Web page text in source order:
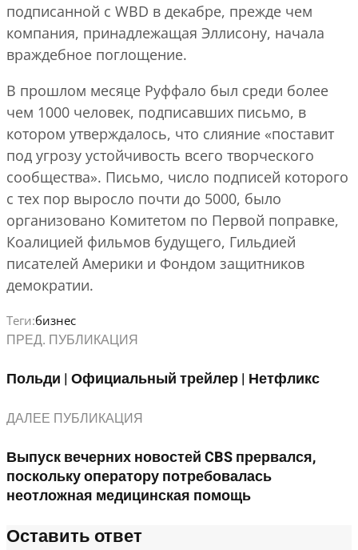
подписанной с WBD в декабре, прежде чем
компания, принадлежащая Эллисону, начала
враждебное поглощение.
В прошлом месяце Руффало был среди более
чем 1000 человек, подписавших письмо, в
котором утверждалось, что слияние «поставит
под угрозу устойчивость всего творческого
сообщества». Письмо, число подписей которого
с тех пор выросло почти до 5000, было
организовано Комитетом по Первой поправке,
Коалицией фильмов будущего, Гильдией
писателей Америки и Фондом защитников
демократии.
Теги:бизнес
ПРЕД. ПУБЛИКАЦИЯ
Польди | Официальный трейлер | Нетфликс
ДАЛЕЕ ПУБЛИКАЦИЯ
Выпуск вечерних новостей CBS прервался,
поскольку оператору потребовалась
неотложная медицинская помощь
Оставить ответ